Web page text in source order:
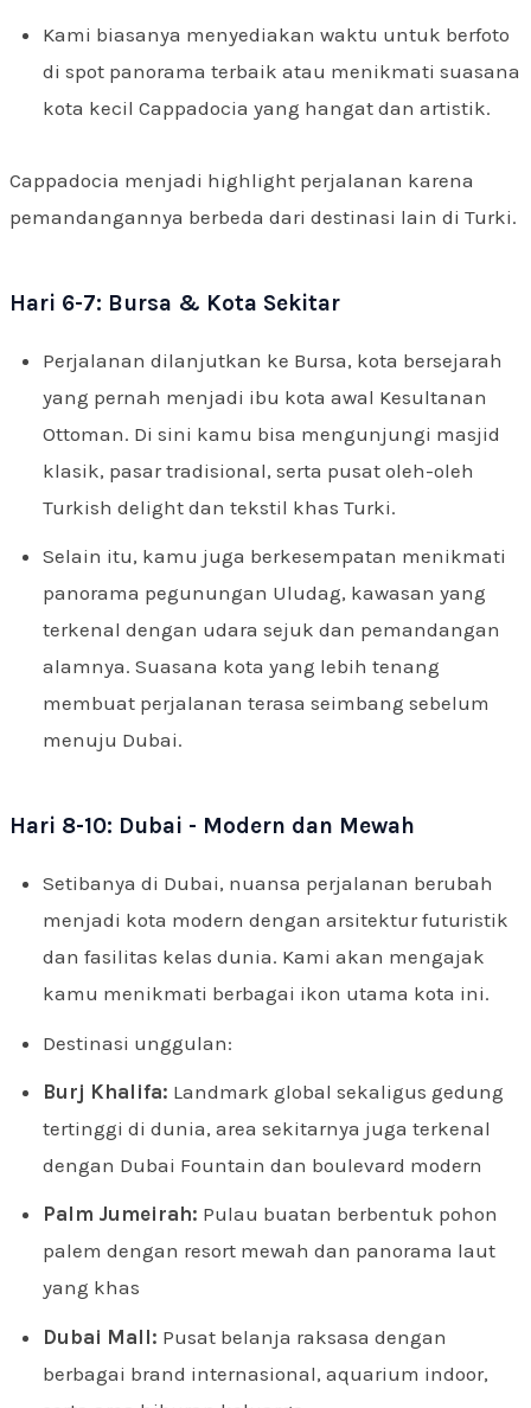
Kami biasanya menyediakan waktu untuk berfoto
di spot panorama terbaik atau menikmati suasana
kota kecil Cappadocia yang hangat dan artistik.
Cappadocia menjadi highlight perjalanan karena
pemandangannya berbeda dari destinasi lain di Turki.
Hari 6-7: Bursa & Kota Sekitar
Perjalanan dilanjutkan ke Bursa, kota bersejarah
yang pernah menjadi ibu kota awal Kesultanan
Ottoman. Di sini kamu bisa mengunjungi masjid
klasik, pasar tradisional, serta pusat oleh-oleh
Turkish delight dan tekstil khas Turki.
Selain itu, kamu juga berkesempatan menikmati
panorama pegunungan Uludag, kawasan yang
terkenal dengan udara sejuk dan pemandangan
alamnya. Suasana kota yang lebih tenang
membuat perjalanan terasa seimbang sebelum
menuju Dubai.
Hari 8-10: Dubai - Modern dan Mewah
Setibanya di Dubai, nuansa perjalanan berubah
menjadi kota modern dengan arsitektur futuristik
dan fasilitas kelas dunia. Kami akan mengajak
kamu menikmati berbagai ikon utama kota ini.
Destinasi unggulan:
Burj Khalifa: Landmark global sekaligus gedung
tertinggi di dunia, area sekitarnya juga terkenal
dengan Dubai Fountain dan boulevard modern
Palm Jumeirah: Pulau buatan berbentuk pohon
palem dengan resort mewah dan panorama laut
yang khas
Dubai Mall: Pusat belanja raksasa dengan
berbagai brand internasional, aquarium indoor,